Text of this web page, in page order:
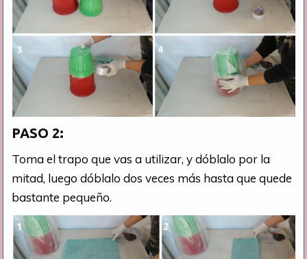
PASO 2:
Toma el trapo que vas a utilizar, y dóblalo por la
mitad, luego dóblalo dos veces más hasta que quede
bastante pequeño.